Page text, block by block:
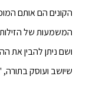
הקונים הם אותם
המשמעות של
ושם ניתן להבין את
שיושב ועוסק בתורה,